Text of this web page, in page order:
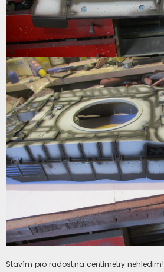
Stavím pro radost,na centimetry nehledim!